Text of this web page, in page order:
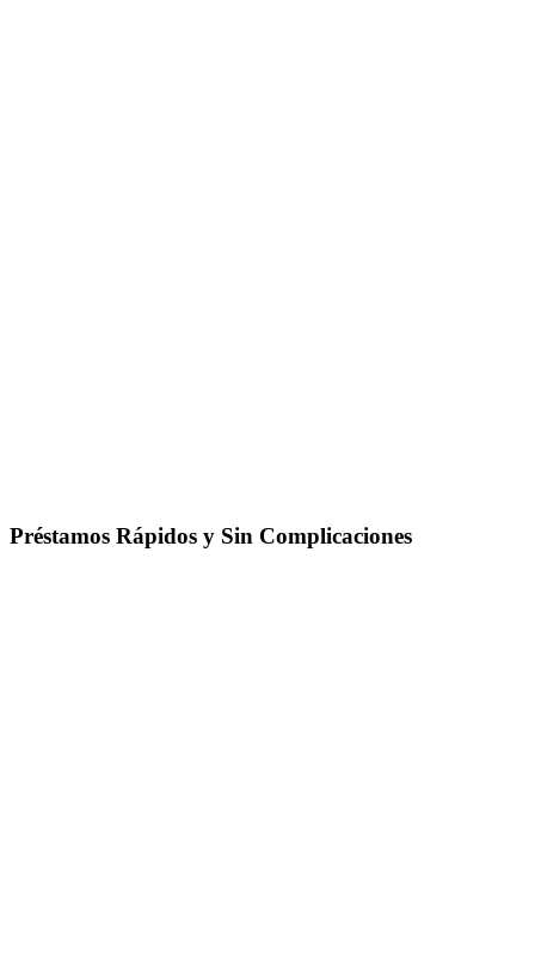
Préstamos Rápidos y Sin Complicaciones